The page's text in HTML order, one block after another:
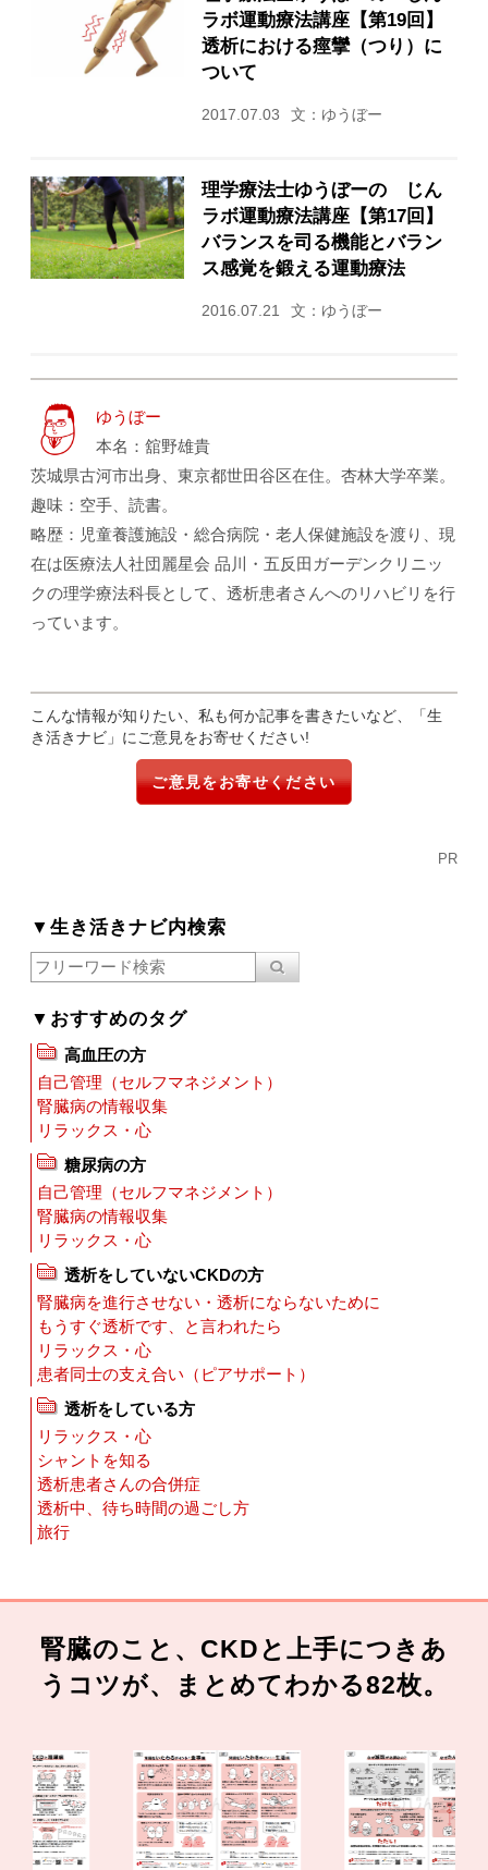
ラボ運動療法講座【第19回】
透析における痙攣（つり）に
ついて
2017.07.03 文：ゆうぼー
理学療法士ゆうぼーの じん
ラボ運動療法講座【第17回】
バランスを司る機能とバラン
ス感覚を鍛える運動療法
2016.07.21 文：ゆうぼー
ゆうぼー
本名：舘野雄貴
茨城県古河市出身、東京都世田谷区在住。杏林大学卒業。
趣味：空手、読書。
略歴：児童養護施設・総合病院・老人保健施設を渡り、現
在は医療法人社団麗星会 品川・五反田ガーデンクリニッ
クの理学療法科長として、透析患者さんへのリハビリを行
っています。
こんな情報が知りたい、私も何か記事を書きたいなど、「生
き活きナビ」にご意見をお寄せください!
ご意見をお寄せください
PR
▼生き活きナビ内検索
▼おすすめのタグ
高血圧の方
自己管理（セルフマネジメント）
腎臓病の情報収集
リラックス・心
糖尿病の方
自己管理（セルフマネジメント）
腎臓病の情報収集
リラックス・心
透析をしていないCKDの方
腎臓病を進行させない・透析にならないために
もうすぐ透析です、と言われたら
リラックス・心
患者同士の支え合い（ピアサポート）
透析をしている方
リラックス・心
シャントを知る
透析患者さんの合併症
透析中、待ち時間の過ごし方
旅行
腎臓のこと、CKDと上手につきあ
うコツが、まとめてわかる82枚。